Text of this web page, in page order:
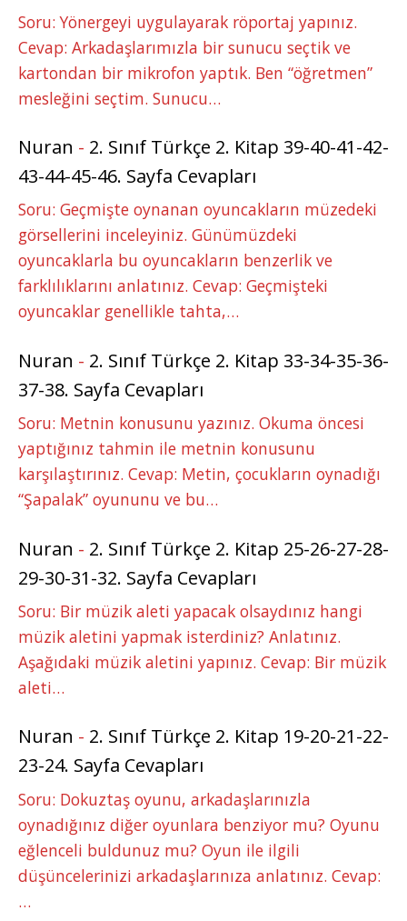
Soru: Yönergeyi uygulayarak röportaj yapınız.
Cevap: Arkadaşlarımızla bir sunucu seçtik ve
kartondan bir mikrofon yaptık. Ben “öğretmen”
mesleğini seçtim. Sunucu…
Nuran - 2. Sınıf Türkçe 2. Kitap 39-40-41-42-
43-44-45-46. Sayfa Cevapları
Soru: Geçmişte oynanan oyuncakların müzedeki
görsellerini inceleyiniz. Günümüzdeki
oyuncaklarla bu oyuncakların benzerlik ve
farklılıklarını anlatınız. Cevap: Geçmişteki
oyuncaklar genellikle tahta,…
Nuran - 2. Sınıf Türkçe 2. Kitap 33-34-35-36-
37-38. Sayfa Cevapları
Soru: Metnin konusunu yazınız. Okuma öncesi
yaptığınız tahmin ile metnin konusunu
karşılaştırınız. Cevap: Metin, çocukların oynadığı
“Şapalak” oyununu ve bu…
Nuran - 2. Sınıf Türkçe 2. Kitap 25-26-27-28-
29-30-31-32. Sayfa Cevapları
Soru: Bir müzik aleti yapacak olsaydınız hangi
müzik aletini yapmak isterdiniz? Anlatınız.
Aşağıdaki müzik aletini yapınız. Cevap: Bir müzik
aleti…
Nuran - 2. Sınıf Türkçe 2. Kitap 19-20-21-22-
23-24. Sayfa Cevapları
Soru: Dokuztaş oyunu, arkadaşlarınızla
oynadığınız diğer oyunlara benziyor mu? Oyunu
eğlenceli buldunuz mu? Oyun ile ilgili
düşüncelerinizi arkadaşlarınıza anlatınız. Cevap:
…